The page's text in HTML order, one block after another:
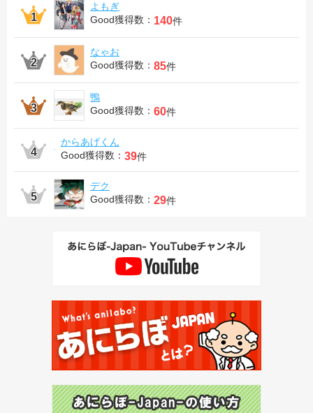
よもぎ
Good獲得数： 140件
なゃお
Good獲得数： 85件
鴨
Good獲得数： 60件
からあげくん
Good獲得数： 39件
デク
Good獲得数： 29件